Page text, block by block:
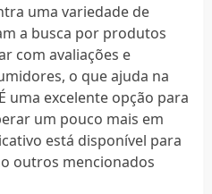
uma variedade de
a busca por produtos
com avaliações e
o que ajuda na
uma excelente opção para
um pouco mais em
está disponível para
outros mencionados